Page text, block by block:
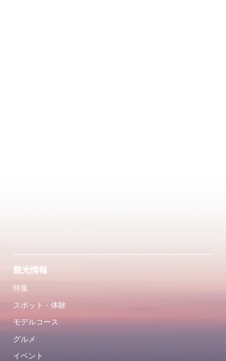
観光情報
特集
スポット・体験
モデルコース
グルメ
イベント